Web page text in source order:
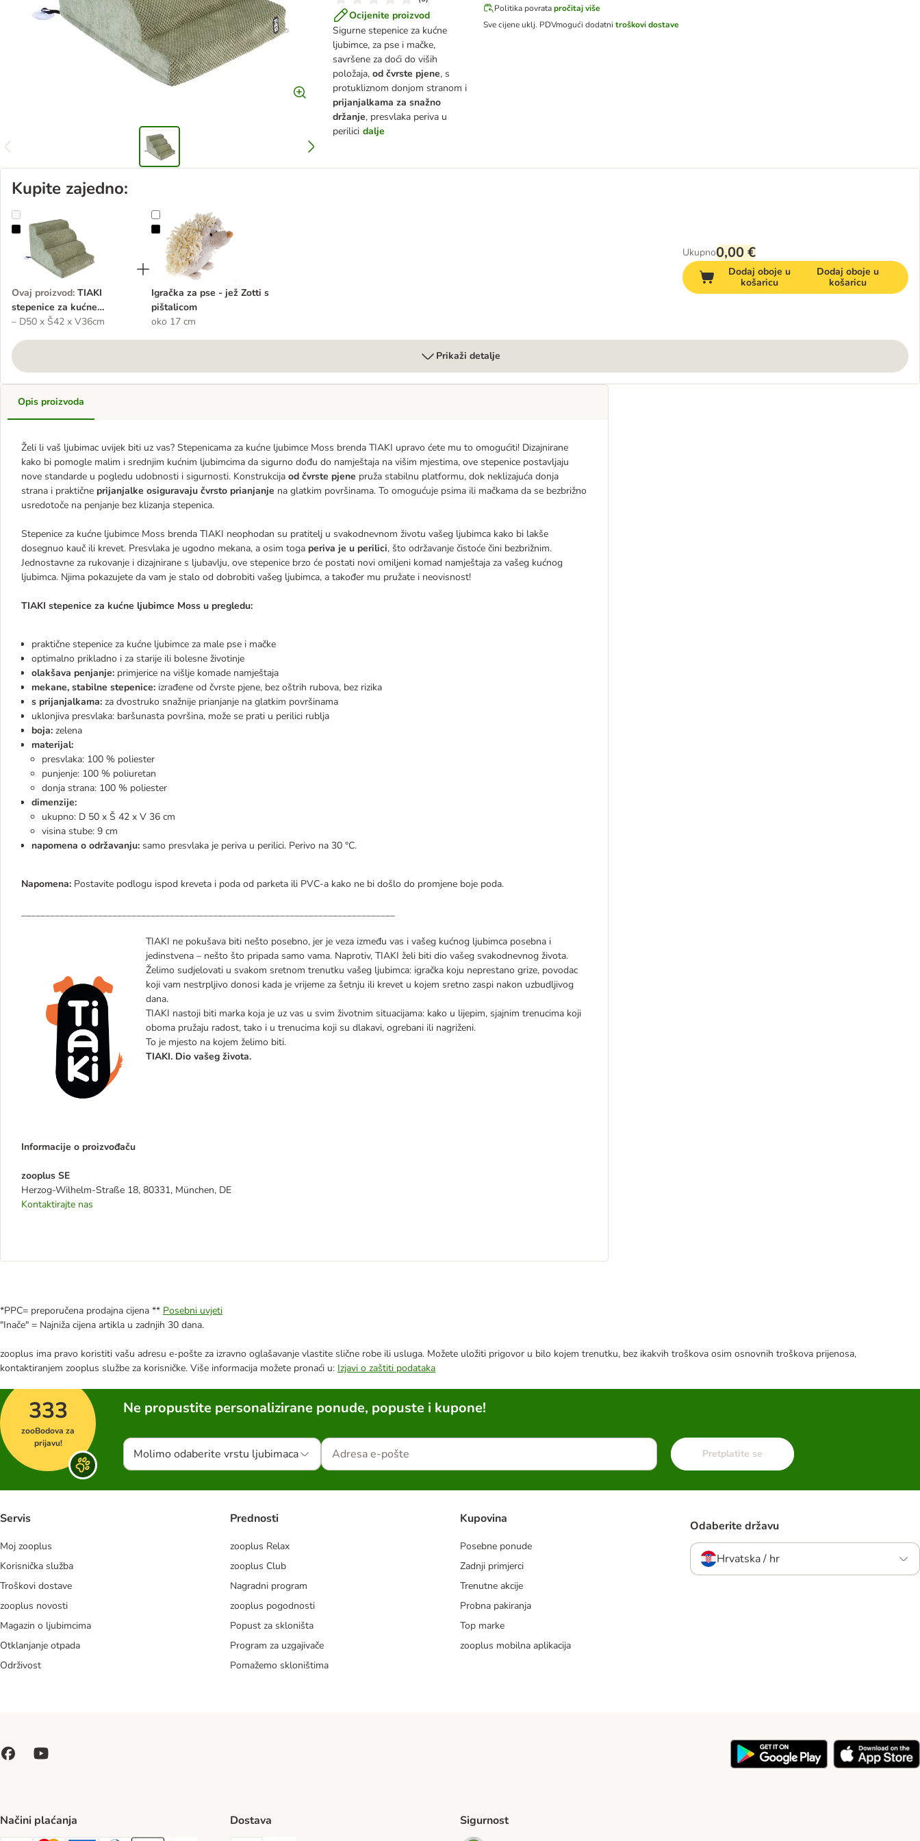
Ocijenite proizvod
Sigurne stepenice za kućne
ljubimce, za pse i mačke,
savršene za doći do viših
položaja, od čvrste pjene, s
protukliznom donjom stranom i
prijanjalkama za snažno
držanje, presvlaka periva u
perilici dalje
Politika povratapročitaj više
Sve cijene uklj. PDVmogući dodatni troškovi dostave
Kupite zajedno:
TIAKI stepenice za kućne ljubimce Moss
Ovaj proizvod: TIAKI
stepenice za kućne
ljubimce Moss
– D50 x Š42 x V36cm
Igračka za pse - jež Zotti s pištalicom
Igračka za pse - jež Zotti s
pištalicom
oko 17 cm
Ukupno0,00 €
Dodaj oboje u
košaricu
Dodaj oboje u
košaricu
Prikaži detalje
Opis proizvoda
Želi li vaš ljubimac uvijek biti uz vas? Stepenicama za kućne ljubimce Moss brenda TIAKI upravo ćete mu to omogućiti! Dizajnirane
kako bi pomogle malim i srednjim kućnim ljubimcima da sigurno dođu do namještaja na višim mjestima, ove stepenice postavljaju
nove standarde u pogledu udobnosti i sigurnosti. Konstrukcija od čvrste pjene pruža stabilnu platformu, dok neklizajuća donja
strana i praktične prijanjalke osiguravaju čvrsto prianjanje na glatkim površinama. To omogućuje psima ili mačkama da se bezbrižno
usredotoče na penjanje bez klizanja stepenica.
Stepenice za kućne ljubimce Moss brenda TIAKI neophodan su pratitelj u svakodnevnom životu vašeg ljubimca kako bi lakše
dosegnuo kauč ili krevet. Presvlaka je ugodno mekana, a osim toga periva je u perilici, što održavanje čistoće čini bezbrižnim.
Jednostavne za rukovanje i dizajnirane s ljubavlju, ove stepenice brzo će postati novi omiljeni komad namještaja za vašeg kućnog
ljubimca. Njima pokazujete da vam je stalo od dobrobiti vašeg ljubimca, a također mu pružate i neovisnost!
TIAKI stepenice za kućne ljubimce Moss u pregledu:
praktične stepenice za kućne ljubimce za male pse i mačke
optimalno prikladno i za starije ili bolesne životinje
olakšava penjanje: primjerice na višlje komade namještaja
mekane, stabilne stepenice: izrađene od čvrste pjene, bez oštrih rubova, bez rizika
s prijanjalkama: za dvostruko snažnije prianjanje na glatkim površinama
uklonjiva presvlaka: baršunasta površina, može se prati u perilici rublja
boja: zelena
materijal:
presvlaka: 100 % poliester
punjenje: 100 % poliuretan
donja strana: 100 % poliester
dimenzije:
ukupno: D 50 x Š 42 x V 36 cm
visina stube: 9 cm
napomena o održavanju: samo presvlaka je periva u perilici. Perivo na 30 °C.
Napomena: Postavite podlogu ispod kreveta i poda od parketa ili PVC-a kako ne bi došlo do promjene boje poda.
______________________________________________________________________________
TIAKI ne pokušava biti nešto posebno, jer je veza između vas i vašeg kućnog ljubimca posebna i
jedinstvena – nešto što pripada samo vama. Naprotiv, TIAKI želi biti dio vašeg svakodnevnog života.
Želimo sudjelovati u svakom sretnom trenutku vašeg ljubimca: igračka koju neprestano grize, povodac
koji vam nestrpljivo donosi kada je vrijeme za šetnju ili krevet u kojem sretno zaspi nakon uzbudljivog
dana.
TIAKI nastoji biti marka koja je uz vas u svim životnim situacijama: kako u lijepim, sjajnim trenucima koji
oboma pružaju radost, tako i u trenucima koji su dlakavi, ogrebani ili nagriženi.
To je mjesto na kojem želimo biti.
TIAKI. Dio vašeg života.
Informacije o proizvođaču
zooplus SE
Herzog-Wilhelm-Straße 18, 80331, München, DE
Kontaktirajte nas
*PPC= preporučena prodajna cijena ** Posebni uvjeti
"Inače" = Najniža cijena artikla u zadnjih 30 dana.
zooplus ima pravo koristiti vašu adresu e-pošte za izravno oglašavanje vlastite slične robe ili usluga. Možete uložiti prigovor u bilo kojem trenutku, bez ikakvih troškova osim osnovnih troškova prijenosa,
kontaktiranjem zooplus službe za korisničke. Više informacija možete pronaći u: Izjavi o zaštiti podataka
333
zooBodova za
prijavu!
Ne propustite personalizirane ponude, popuste i kupone!
Molimo odaberite vrstu ljubimaca Pretplatite se
Servis
Moj zooplus
Korisnička služba
Troškovi dostave
zooplus novosti
Magazin o ljubimcima
Otklanjanje otpada
Održivost
Prednosti
zooplus Relax
zooplus Club
Nagradni program
zooplus pogodnosti
Popust za skloništa
Program za uzgajivače
Pomažemo skloništima
Kupovina
Posebne ponude
Zadnji primjerci
Trenutne akcije
Probna pakiranja
Top marke
zooplus mobilna aplikacija
Odaberite državu
Hrvatska / hr
Načini plaćanja Dostava Sigurnost